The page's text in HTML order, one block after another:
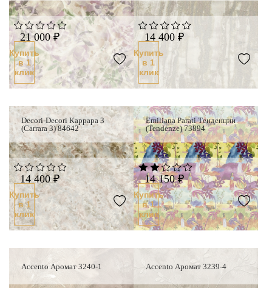
21 000 ₽
Купить
в 1
клик
14 400 ₽
Купить
в 1
клик
Decori-Decori Каррара 3
(Carrara 3) 84642
14 400 ₽
Купить
в 1
клик
Emiliana Parati Тенденции
(Tendenze) 73894
14 150 ₽
Купить
в 1
клик
Новинка
Accento Аромат 3240-1 Accento Аромат 3239-4